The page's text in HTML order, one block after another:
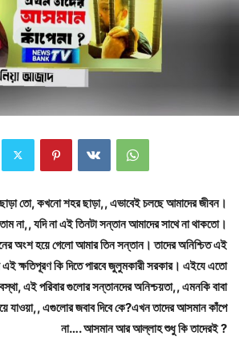
তো, কখনো শহর ছাড়া,, এভাবেই চলছে আমাদের জীবন।
না,, যদি না এই তিনটা সন্তান আমাদের সাথে না থাকতো।
অংশ হয়ে গেলো আমার তিন সন্তান। তাদের অনিশ্চিত এই
এই ক্ষতিপূরণ কি দিতে পারবে জুলুমকারী সরকার। এইযে এতো
এই পরিবার গুলোর সন্তানদের অনিশ্চয়তা,, এমনকি বাবা
যাওয়া,, এগুলোর জবাব দিবে কে?এখন তাদের আসমান কাঁপে
না…. আসমান আর আল্লাহ শুধু কি তাদেরই ?